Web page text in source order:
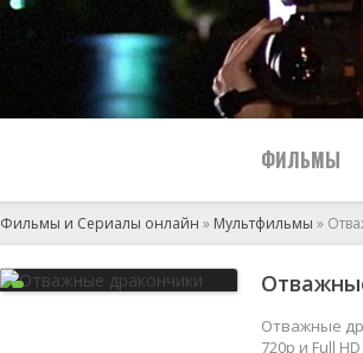
ФИЛЬМЫ
2024
Фильмы и Сериалы онлайн » Мультфильмы »
Отважные
720p и Full